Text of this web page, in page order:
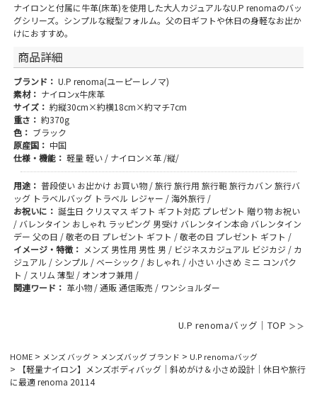
ナイロンと付属に牛革(床革)を使用した大人カジュアルなU.P renomaのバッ
グシリーズ。シンプルな縦型フォルム。父の日ギフトや休日の身軽なお出か
けにおすすめ。
商品詳細
ブランド： U.P renoma(ユーピーレノマ)
素材： ナイロンx牛床革
サイズ： 約縦30cm×約横18cm×約マチ7cm
重さ： 約370g
色： ブラック
原産国： 中国
仕様・機能： 軽量 軽い / ナイロン×革 /縦/
用途： 普段使い お出かけ お買い物 / 旅行 旅行用 旅行鞄 旅行カバン 旅行バ
ッグ トラベルバッグ トラベル レジャー / 海外旅行 /
お祝いに： 誕生日 クリスマス ギフト ギフト対応 プレゼント 贈り物 お祝い
/ バレンタイン おしゃれ ラッピング 男受け バレンタイン本命 バレンタイン
デー 父の日 / 敬老の日 プレゼント ギフト / 敬老の日 プレゼント ギフト /
イメージ・特徴： メンズ 男性用 男性 男 / ビジネスカジュアル ビジカジ / カ
ジュアル / シンプル / ベーシック / おしゃれ / 小さい 小さめ ミニ コンパク
ト / スリム 薄型 / オンオフ兼用 /
関連ワード： 革小物 / 通販 通信販売 / ワンショルダー
U.P renomaバッグ｜TOP
HOME メンズ バッグ メンズバッグ ブランド U.P renomaバッグ
【軽量ナイロン】メンズボディバッグ｜斜めがけ＆小さめ設計｜休日や旅行
に最適 renoma 20114